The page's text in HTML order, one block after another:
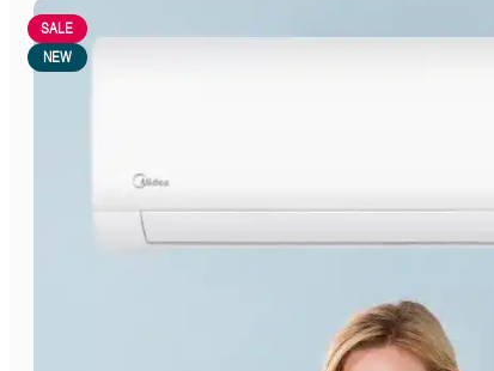
SALE
NEW